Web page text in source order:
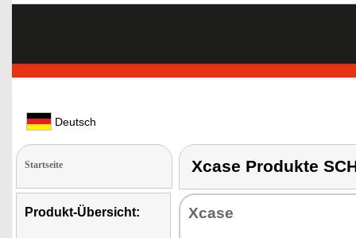
Deutsch
Startseite
Produkt-Übersicht:
Xcase Produkte
Xca­se